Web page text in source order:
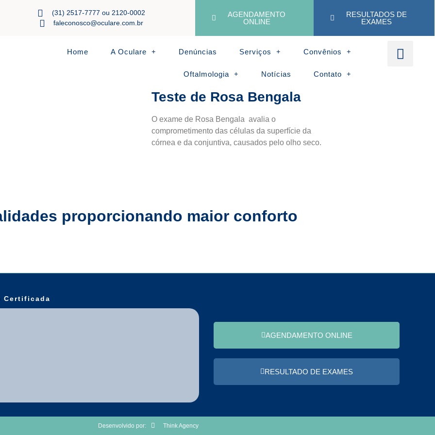
(31) 2517-7777 ou 2120-0002
faleconosco@oculare.com.br
AGENDAMENTO
ONLINE
RESULTADOS DE
EXAMES
Home A Oculare Denúncias Serviços Convênios
Oftalmologia Notícias Contato
Teste de Rosa Bengala
O exame de Rosa Bengala avalia o
comprometimento das células da superfície da
córnea e da conjuntiva, causados pelo olho seco.
proporcionando maior conforto
Certificada
AGENDAMENTO ONLINE
RESULTADO DE EXAMES
Desenvolvido por: Think Agency